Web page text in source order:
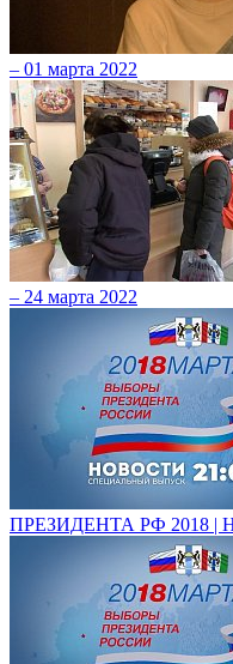
– 01 марта 2022
– 24 марта 2022
ПРЕЗИДЕНТА РФ 2018 |